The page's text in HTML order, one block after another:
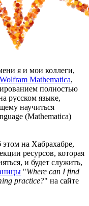
я и мои коллеги,
Mathematica,
полностью
русском языке,
научиться
(Mathematica)
на Хабрахабре,
ресурсов, которая
и будет служить,
"Where can I find
practice?" на сайте